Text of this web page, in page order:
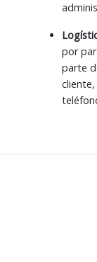
por
parte
cliente,